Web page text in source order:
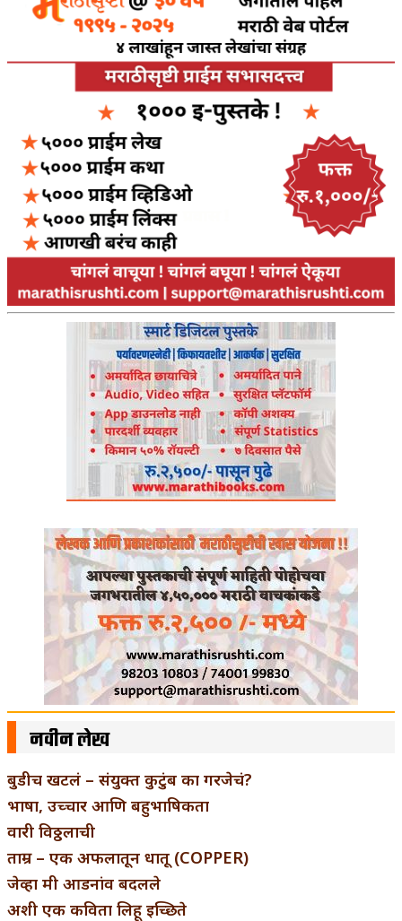
नवीन लेख
बुडीच खटलं – संयुक्त कुटुंब का गरजेचं?
भाषा, उच्चार आणि बहुभाषिकता
वारी विठ्ठलाची
ताम्र – एक अफलातून धातू (COPPER)
जेव्हा मी आडनांव बदलले
अशी एक कविता लिहू इच्छिते